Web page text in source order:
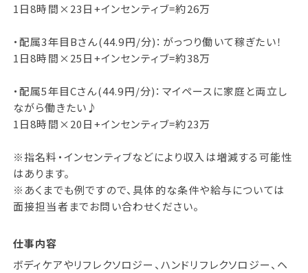
1日8時間×23日+インセンティブ=約26万
・配属3年目Bさん(44.9円/分)：がっつり働いて稼ぎたい！
1日8時間×25日+インセンティブ=約38万
・配属5年目Cさん(44.9円/分)：マイペースに家庭と両立し
ながら働きたい♪
1日8時間×20日+インセンティブ=約23万
※指名料・インセンティブなどにより収入は増減する可能性
はあります。
※あくまでも例ですので、具体的な条件や給与については
面接担当者までお問い合わせください。
仕事内容
ボディケアやリフレクソロジー、ハンドリフレクソロジー、ヘ